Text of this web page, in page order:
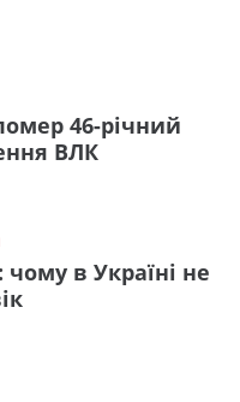
46-річний
ВЛК
чому в Україні не